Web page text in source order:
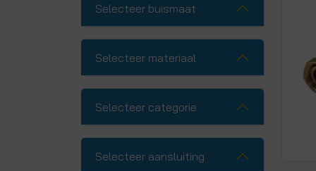
Selecteer buismaat
Selecteer materiaal
Selecteer categorie
Selecteer aansluiting